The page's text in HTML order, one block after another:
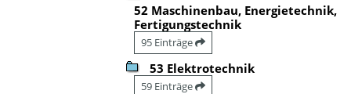
52 Maschinenbau, Energietechnik,
Fertigungstechnik
95 Einträge
53 Elektrotechnik
59 Einträge